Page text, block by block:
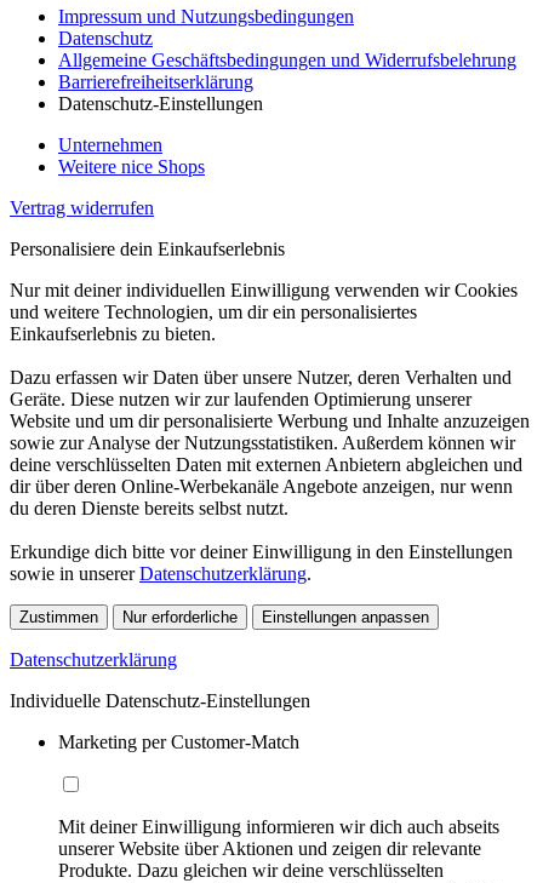
Impressum und Nutzungsbedingungen
Datenschutz
Allgemeine Geschäftsbedingungen und Widerrufsbelehrung
Barrierefreiheitserklärung
Datenschutz-Einstellungen
Unternehmen
Weitere nice Shops
Vertrag widerrufen
Personalisiere dein Einkaufserlebnis
Nur mit deiner individuellen Einwilligung verwenden wir Cookies
und weitere Technologien, um dir ein personalisiertes
Einkaufserlebnis zu bieten.
Dazu erfassen wir Daten über unsere Nutzer, deren Verhalten und
Geräte. Diese nutzen wir zur laufenden Optimierung unserer
Website und um dir personalisierte Werbung und Inhalte anzuzeigen
sowie zur Analyse der Nutzungsstatistiken. Außerdem können wir
deine verschlüsselten Daten mit externen Anbietern abgleichen und
dir über deren Online-Werbekanäle Angebote anzeigen, nur wenn
du deren Dienste bereits selbst nutzt.
Erkundige dich bitte vor deiner Einwilligung in den Einstellungen
sowie in unsererDatenschutzerklärung.
Zustimmen Nur erforderliche Einstellungen anpassen
Datenschutzerklärung
Individuelle Datenschutz-Einstellungen
Marketing per Customer-Match
Mit deiner Einwilligung informieren wir dich auch abseits
unserer Website über Aktionen und zeigen dir relevante
Produkte. Dazu gleichen wir deine verschlüsselten